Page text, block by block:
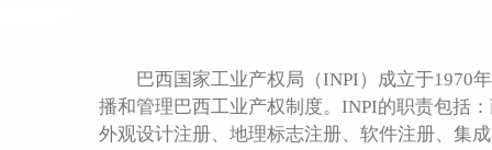
巴西国家工业产权局（INPI）成立于1970年
播和管理巴西工业产权制度。INPI的职责包括
外观设计注册、地理标志注册、软件注册、集